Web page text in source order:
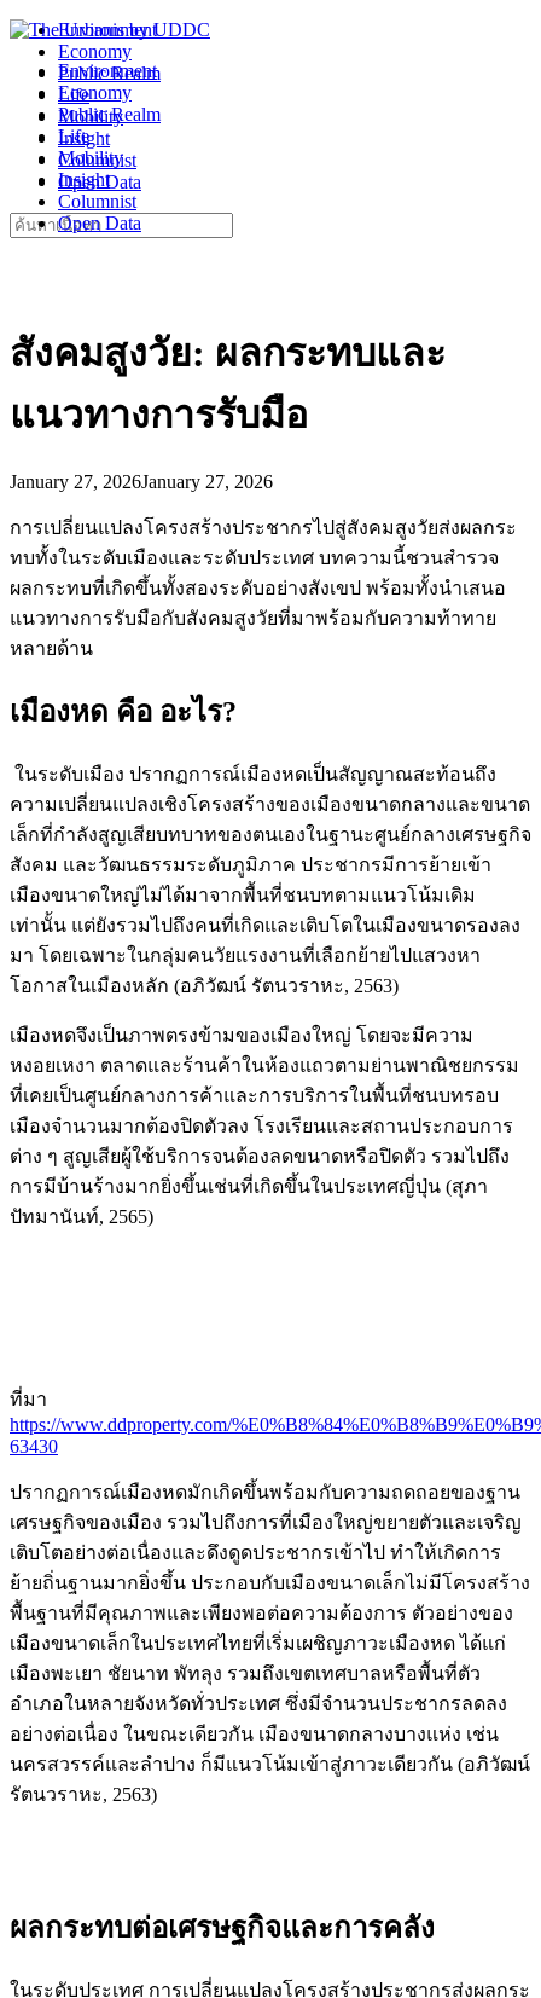
Skip
contentEnvironment
Economy
Public Realm
Life
Mobility
Insight
Columnist
Open Data
Environment
Economy
Public Realm
Life
Mobility
Insight
Columnist
Open Data
Search
for:
สังคมสูงวัย: ผลกระทบและ
แนวทางการรับมือ
January 27, 2026January 27, 2026
การเปลี่ยนแปลงโครงสร้างประชากรไปสู่สังคมสูงวัยส่งผลกระ
ทบทั้งในระดับเมืองและระดับประเทศ บทความนี้ชวนสำรวจ
ผลกระทบที่เกิดขึ้นทั้งสองระดับอย่างสังเขป พร้อมทั้งนำเสนอ
แนวทางการรับมือกับสังคมสูงวัยที่มาพร้อมกับความท้าทาย
หลายด้าน
เมืองหด คือ อะไร?
ในระดับเมือง ปรากฏการณ์เมืองหดเป็นสัญญาณสะท้อนถึง
ความเปลี่ยนแปลงเชิงโครงสร้างของเมืองขนาดกลางและขนาด
เล็กที่กำลังสูญเสียบทบาทของตนเองในฐานะศูนย์กลางเศรษฐกิจ
สังคม และวัฒนธรรมระดับภูมิภาค ประชากรมีการย้ายเข้า
เมืองขนาดใหญ่ไม่ได้มาจากพื้นที่ชนบทตามแนวโน้มเดิม
เท่านั้น แต่ยังรวมไปถึงคนที่เกิดและเติบโตในเมืองขนาดรองลง
มา โดยเฉพาะในกลุ่มคนวัยแรงงานที่เลือกย้ายไปแสวงหา
โอกาสในเมืองหลัก (อภิวัฒน์ รัตนวราหะ, 2563)
เมืองหดจึงเป็นภาพตรงข้ามของเมืองใหญ่ โดยจะมีความ
หงอยเหงา ตลาดและร้านค้าในห้องแถวตามย่านพาณิชยกรรม
ที่เคยเป็นศูนย์กลางการค้าและการบริการในพื้นที่ชนบทรอบ
เมืองจำนวนมากต้องปิดตัวลง โรงเรียนและสถานประกอบการ
ต่าง ๆ สูญเสียผู้ใช้บริการจนต้องลดขนาดหรือปิดตัว รวมไปถึง
การมีบ้านร้างมากยิ่งขึ้นเช่นที่เกิดขึ้นในประเทศญี่ปุ่น (สุภา
ปัทมานันท์, 2565)
ที่มา
https://www.ddproperty.com/
63430
ปรากฏการณ์เมืองหดมักเกิดขึ้นพร้อมกับความถดถอยของฐาน
เศรษฐกิจของเมือง รวมไปถึงการที่เมืองใหญ่ขยายตัวและเจริญ
เติบโตอย่างต่อเนื่องและดึงดูดประชากรเข้าไป ทำให้เกิดการ
ย้ายถิ่นฐานมากยิ่งขึ้น ประกอบกับเมืองขนาดเล็กไม่มีโครงสร้าง
พื้นฐานที่มีคุณภาพและเพียงพอต่อความต้องการ ตัวอย่างของ
เมืองขนาดเล็กในประเทศไทยที่เริ่มเผชิญภาวะเมืองหด ได้แก่
เมืองพะเยา ชัยนาท พัทลุง รวมถึงเขตเทศบาลหรือพื้นที่ตัว
อำเภอในหลายจังหวัดทั่วประเทศ ซึ่งมีจำนวนประชากรลดลง
อย่างต่อเนื่อง ในขณะเดียวกัน เมืองขนาดกลางบางแห่ง เช่น
นครสวรรค์และลำปาง ก็มีแนวโน้มเข้าสู่ภาวะเดียวกัน (อภิวัฒน์
รัตนวราหะ, 2563)
ผลกระทบต่อเศรษฐกิจและการคลัง
ในระดับประเทศ การเปลี่ยนแปลงโครงสร้างประชากรส่งผลกระ